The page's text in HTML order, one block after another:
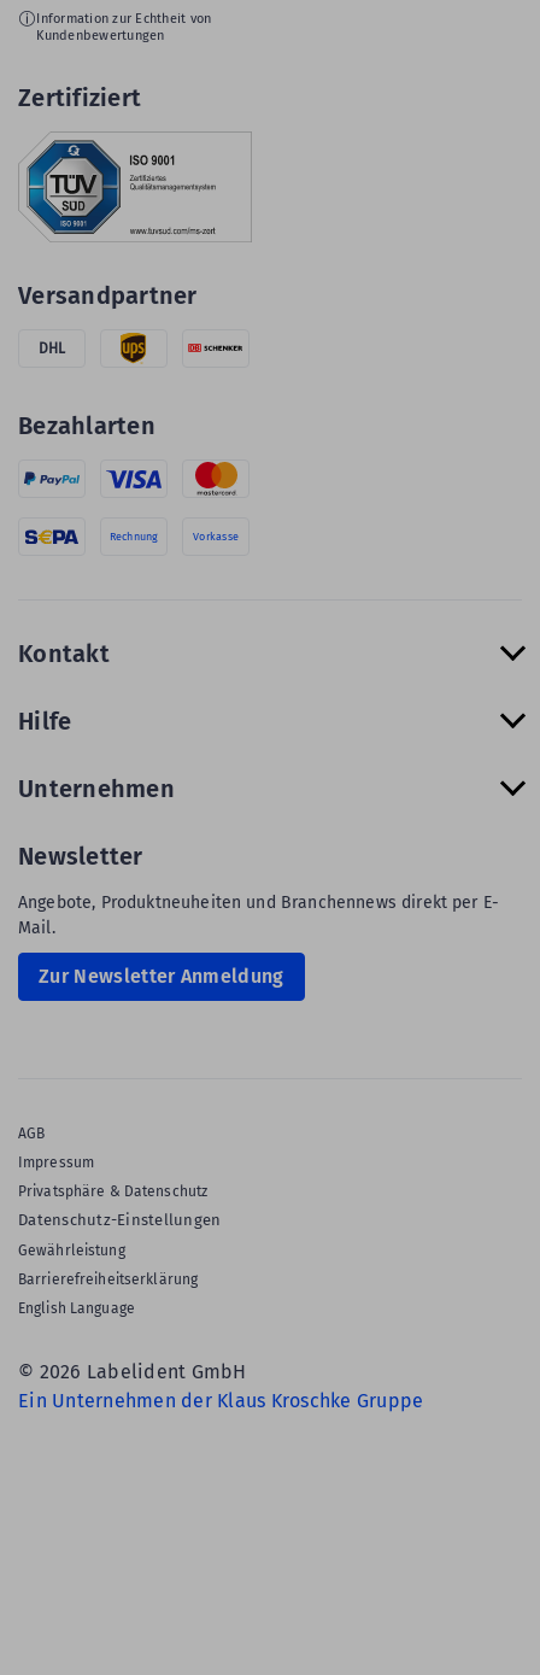
Information zur Echtheit von
Kundenbewertungen
Zertifiziert
Versandpartner
DHL
Bezahlarten
Rechnung Vorkasse
Kontakt
Hilfe
Unternehmen
Newsletter
Angebote, Produktneuheiten und Branchennews direkt per E-
Mail.
Zur Newsletter Anmeldung
AGB
Impressum
Privatsphäre & Datenschutz
Datenschutz-Einstellungen
Gewährleistung
Barrierefreiheitserklärung
English Language
© 2026 Labelident GmbH
Ein Unternehmen der Klaus Kroschke Gruppe